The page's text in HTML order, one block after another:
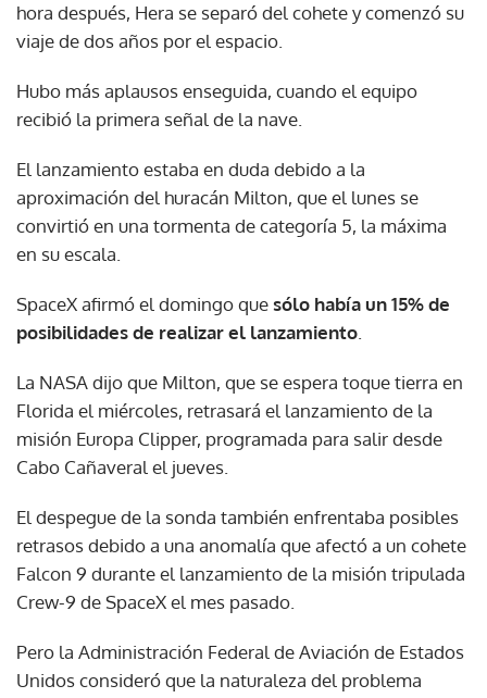
hora después, Hera se separó del cohete y comenzó su
viaje de dos años por el espacio.
Hubo más aplausos enseguida, cuando el equipo
recibió la primera señal de la nave.
El lanzamiento estaba en duda debido a la
aproximación del huracán Milton, que el lunes se
convirtió en una tormenta de categoría 5, la máxima
en su escala.
SpaceX afirmó el domingo quesólo había un 15% de
posibilidades de realizar el lanzamiento.
La NASA dijo que Milton, que se espera toque tierra en
Florida el miércoles, retrasará el lanzamiento de la
misión Europa Clipper, programada para salir desde
Cabo Cañaveral el jueves.
El despegue de la sonda también enfrentaba posibles
retrasos debido a una anomalía que afectó a un cohete
Falcon 9 durante el lanzamiento de la misión tripulada
Crew-9 de SpaceX el mes pasado.
Pero la Administración Federal de Aviación de Estados
Unidos consideró que la naturaleza del problema